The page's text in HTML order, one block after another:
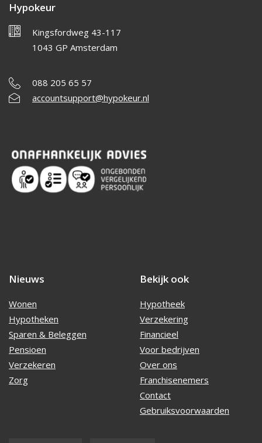
Hypokeur
Kingsfordweg 43-117
1043 GP Amsterdam
088 205 65 57
accountsupport@hypokeur.nl
Nieuws
Wonen
Hypotheken
Sparen & Beleggen
Pensioen
Verzekeren
Zorg
Bekijk ook
Hypotheek
Verzekering
Financieel
Voor bedrijven
Over ons
Franchisenemers
Contact
Gebruiksvoorwaarden